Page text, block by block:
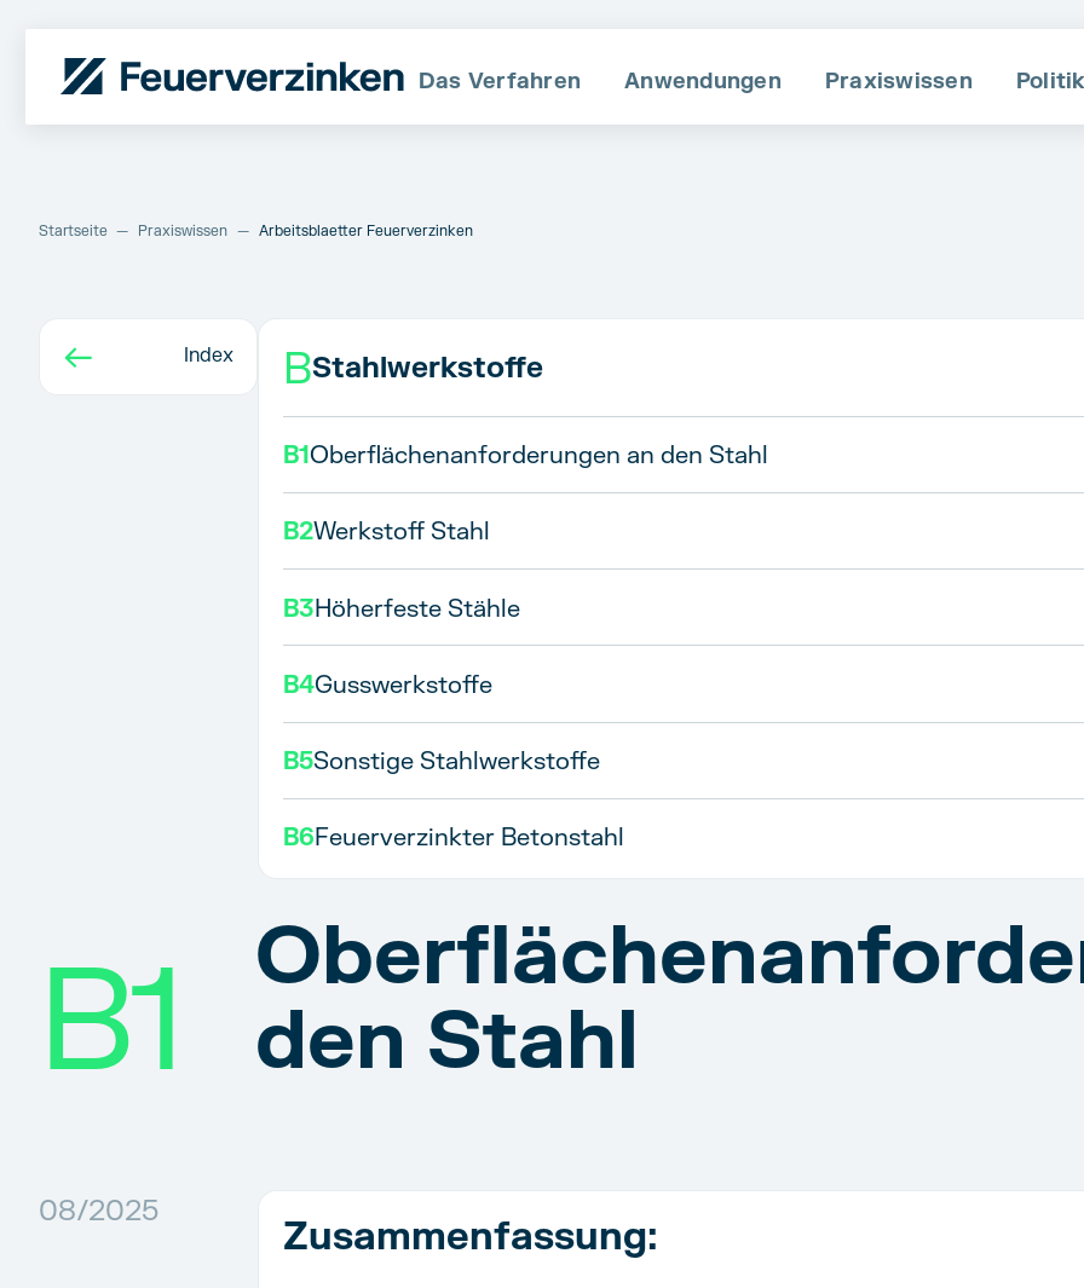
Das Verfahren Anwendungen Praxiswissen Po litik
Startseite — Praxiswissen — Arbeitsblaetter Feuerverzinken
← Index BStahlwerkstoffe
B1Oberflächenanforderungen an den Stahl
B2Werkstoff Stahl
B3Höherfeste Stähle
B4Gusswerkstoffe
B5Sonstige Stahlwerkstoffe
B6Feuerverzinkter Betonstahl
B1
den Stahl
08/2025
Zusammenfassung: